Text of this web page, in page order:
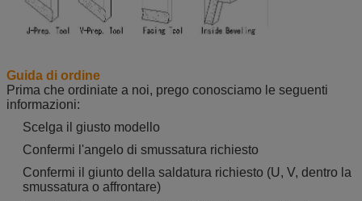
Guida di ordine
Prima che ordiniate a noi, prego conosciamo le seguenti
informazioni:
Scelga il giusto modello
Confermi l'angelo di smussatura richiesto
Confermi il giunto della saldatura richiesto (U, V, dentro la
smussatura o affrontare)